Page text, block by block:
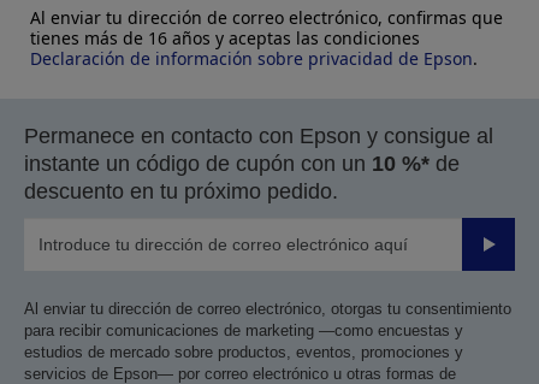
Al enviar tu dirección de correo electrónico, confirmas que
tienes más de 16 años y aceptas las condiciones
Declaración de información sobre privacidad de Epson.
Permanece en contacto con Epson y consigue al
instante un código de cupón con un 10 %* de
descuento en tu próximo pedido.
Enviar
Al enviar tu dirección de correo electrónico, otorgas tu consentimiento
para recibir comunicaciones de marketing —como encuestas y
estudios de mercado sobre productos, eventos, promociones y
servicios de Epson— por correo electrónico u otras formas de